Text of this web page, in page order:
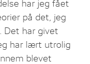
har jeg fået
på det, jeg
Det har givet
har lært utrolig
blevet